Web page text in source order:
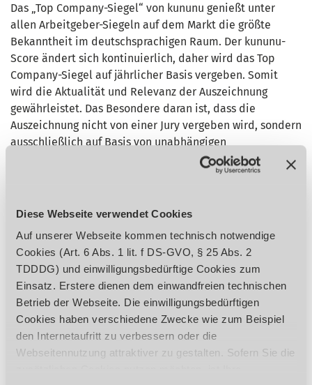
Diese Webseite verwendet Cookies
Auf unserer Webseite kommen technisch notwendige
Cookies (Art. 6 Abs. 1 lit. f DS-GVO, § 25 Abs. 2
TDDDG) und einwilligungsbedürftige Cookies zum
Einsatz. Erstere dienen dem einwandfreien technischen
Betrieb der Webseite. Die einwilligungsbedürftigen
Cookies haben verschiedene Zwecke wie zum Beispiel
den Internetaufritt zu verbessern oder die
Webseitennutzung attraktiver zu gestalten. Sofern Sie die
Das „Top Company-Siegel“ von kununu genießt unter
allen Arbeitgeber-Siegeln auf dem Markt die größte
Bekanntheit im deutschsprachigen Raum. Der kununu-
Score ändert sich kontinuierlich, daher wird das Top
Company-Siegel auf jährlicher Basis vergeben. Somit
wird die Aktualität und Relevanz der Auszeichnung
gewährleistet. Das Besondere daran ist, dass die
Auszeichnung nicht von einer Jury vergeben wird, sondern
ausschließlich auf Basis von unabhängigen
Mitarbeiterbewertungen. Durch diese datenbasierte und
unabhängige Vergabe des Siegels gewährleistet die
Die Stürmer Maschinen GmbH wurde 1982 als
Maschinengroßhandel mit Werksvertretungen gegründet
und nimmt heute eine Spitzenposition in der Belieferung
des deutschen Maschinen-Fachhandels ein.
Der Name Stürmer steht für Mut und Optimismus. Dies
ließ uns zu einem erfolgreichen und leistungsfähigen
Unternehmen wachsen, welches Maschinen aus den
Bereichen Metall- und Holzbearbeitung, Druckluft-